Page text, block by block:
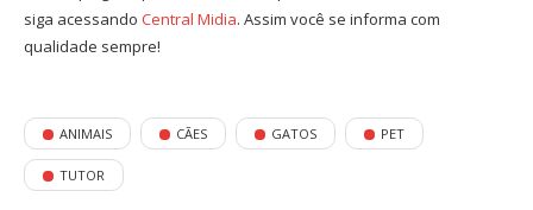
siga acessando Central Midia. Assim você se informa com
qualidade sempre!
ANIMAIS CÃES GATOS PET
TUTOR